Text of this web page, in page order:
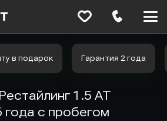
в подарок Гарантия 2 года
1.5 AT
года с пробегом